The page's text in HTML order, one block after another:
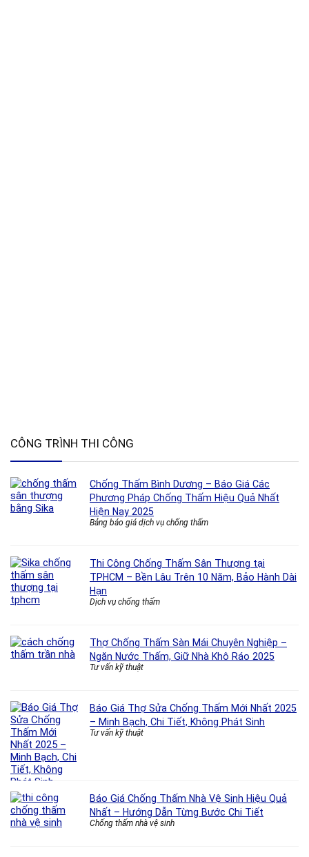
CÔNG TRÌNH THI CÔNG
Chống Thấm Bình Dương – Báo Giá Các
Phương Pháp Chống Thấm Hiệu Quả Nhất
Hiện Nay 2025
Bảng báo giá dịch vụ chống thấm
Thi Công Chống Thấm Sân Thượng tại
TPHCM – Bền Lâu Trên 10 Năm, Bảo Hành Dài
Hạn
Dịch vụ chống thấm
Thợ Chống Thấm Sàn Mái Chuyên Nghiệp –
Ngăn Nước Thấm, Giữ Nhà Khô Ráo 2025
Tư vấn kỹ thuật
Báo Giá Thợ Sửa Chống Thấm Mới Nhất 2025
– Minh Bạch, Chi Tiết, Không Phát Sinh
Tư vấn kỹ thuật
Báo Giá Chống Thấm Nhà Vệ Sinh Hiệu Quả
Nhất – Hướng Dẫn Từng Bước Chi Tiết
Chống thấm nhà vệ sinh